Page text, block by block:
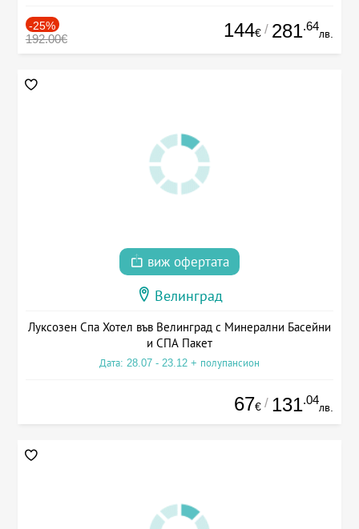
-25%
192.00€ 144€ / 281.64
лв.
виж офертата
Велинград
Луксозен Спа Хотел във Велинград с Минерални Басейни
и СПА Пакет
Дата: 28.07 - 23.12 + полупансион
67€ / 131.04
лв.